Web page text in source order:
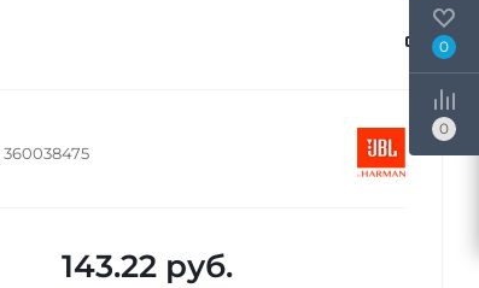
360038475
143.22 руб.
0
0